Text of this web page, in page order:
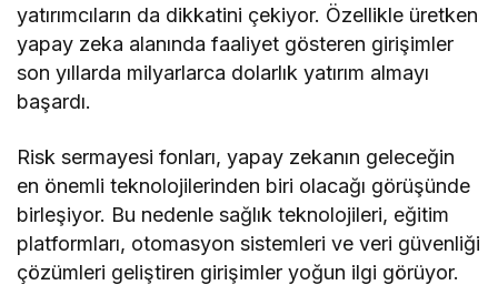
yatırımcıların da dikkatini çekiyor. Özellikle üretken
yapay zeka alanında faaliyet gösteren girişimler
son yıllarda milyarlarca dolarlık yatırım almayı
başardı.
Risk sermayesi fonları, yapay zekanın geleceğin
en önemli teknolojilerinden biri olacağı görüşünde
birleşiyor. Bu nedenle sağlık teknolojileri, eğitim
platformları, otomasyon sistemleri ve veri güvenliği
çözümleri geliştiren girişimler yoğun ilgi görüyor.